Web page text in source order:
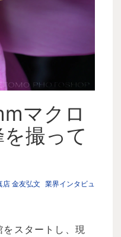
マクロ
撮って
店 金友弘文 業界インタビュ
スタートし、現